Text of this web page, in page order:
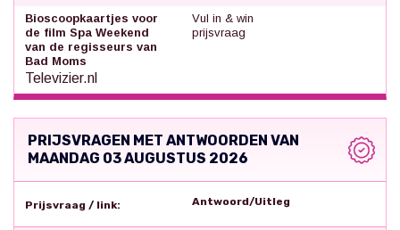
Bioscoopkaartjes voor
de film Spa Weekend
van de regisseurs van
Bad Moms
Televizier.nl
Vul in & win
prijsvraag
PRIJSVRAGEN MET ANTWOORDEN VAN
MAANDAG 03 AUGUSTUS 2026
Prijsvraag / link: Antwoord/Uitleg